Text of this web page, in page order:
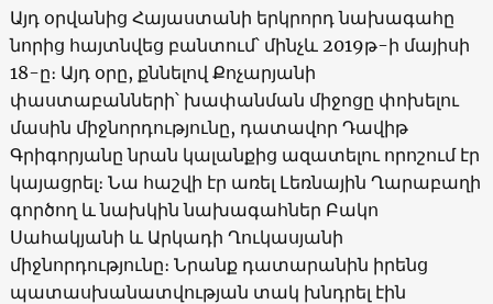
Այդ օրվանից Հայաստանի երկրորդ նախագահը
նորից հայտնվեց բանտում՝ մինչև 2019թ-ի մայիսի
18-ը։ Այդ օրը, քննելով Քոչարյանի
փաստաբանների՝ խափանման միջոցը փոխելու
մասին միջնորդությունը, դատավոր Դավիթ
Գրիգորյանը նրան կալանքից ազատելու որոշում էր
կայացրել։ Նա հաշվի էր առել Լեռնային Ղարաբաղի
գործող և նախկին նախագահներ Բակո
Սահակյանի և Արկադի Ղուկասյանի
միջնորդությունը։ Նրանք դատարանին իրենց
պատասխանատվության տակ խնդրել էին